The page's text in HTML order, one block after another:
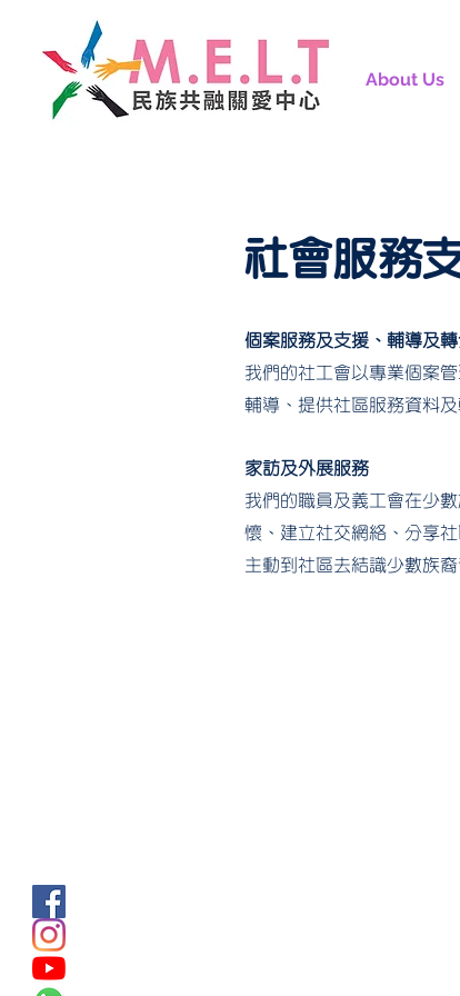
About Us
社會服務
個案服務及支援、輔導及
我們的社工會以專業個案
輔導、提供社區服務資料
家訪及外展服務
我們的職員及義工會在少
懷、建立社交網絡、分享
主動到社區去結識少數族